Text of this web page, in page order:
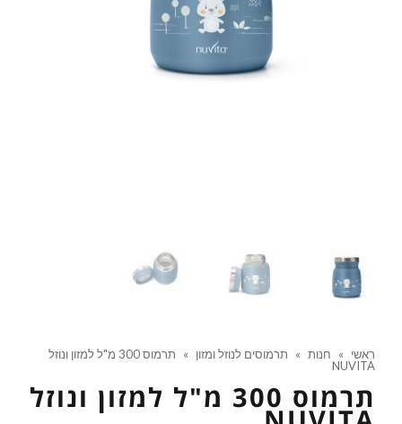
ראשי » חנות » תרמוסים לנוזל ומזון »
תרמוס 300 מ"ל למזון ונוזל
NUVITA
תרמוס 300 מ"ל למזון ונוזל